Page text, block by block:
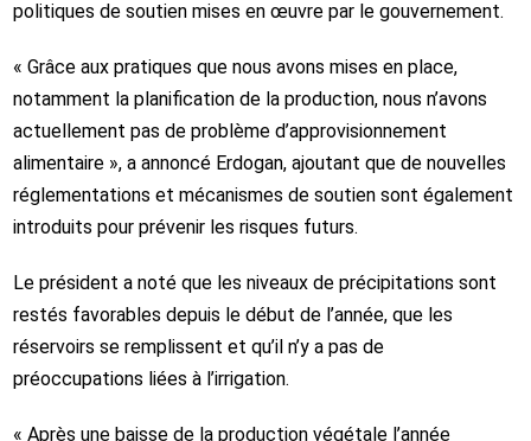
politiques de soutien mises en œuvre par le gouvernement.
« Grâce aux pratiques que nous avons mises en place,
notamment la planification de la production, nous n’avons
actuellement pas de problème d’approvisionnement
alimentaire », a annoncé Erdogan, ajoutant que de nouvelles
réglementations et mécanismes de soutien sont également
introduits pour prévenir les risques futurs.
Le président a noté que les niveaux de précipitations sont
restés favorables depuis le début de l’année, que les
réservoirs se remplissent et qu’il n’y a pas de
préoccupations liées à l’irrigation.
« Après une baisse de la production végétale l’année